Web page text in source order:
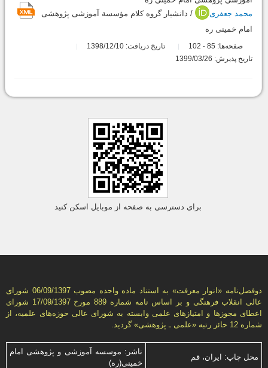
محمد جعفری
/ دانشیار گروه کلام مؤسسة آموزشی پژوهشی
امام خمینی ره
صفحه‌ها: 85
-
تاریخ دریافت: 1398/12/10
تاریخ پذیرش: 1399/03/26
برای دسترسی به صفحه از موبایل اسکن کنید
دوفصل‌نامه «انوار معرفت» به استناد ماده واحده مصوب 06/09/1397 شورای
عالی انقلاب فرهنگی و بر اساس نامه شماره 889 مورخ 17/09/1397 شورای
اعطای مجوزها و امتيازهای علمی وابسته به شورای عالی حوزه‌های علميه، از
شماره 12 حائز رتبه «علمی ـ پژوهشی» گرديد.
محل چاپ: ایران، قم
ناشر: موسسه آموزشی و پژوهشی امام
خمینی(ره)